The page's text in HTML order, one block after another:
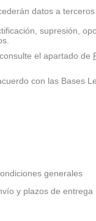
datos a
supresión,
el apartado de
con las Bases
generales
y plazos de entrega